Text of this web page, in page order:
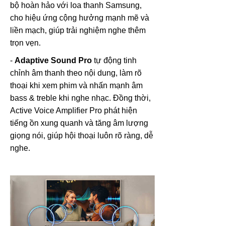
bộ hoàn hảo với loa thanh Samsung,
cho hiệu ứng cộng hưởng mạnh mẽ và
liền mạch, giúp trải nghiệm nghe thêm
trọn vẹn.
- Adaptive Sound Pro tự động tinh
chỉnh âm thanh theo nội dung, làm rõ
thoại khi xem phim và nhấn mạnh âm
bass & treble khi nghe nhạc. Đồng thời,
Active Voice Amplifier Pro phát hiện
tiếng ồn xung quanh và tăng âm lượng
giọng nói, giúp hội thoại luôn rõ ràng, dễ
nghe.